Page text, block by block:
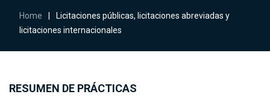
Home
Licitaciones públicas, licitaciones abreviadas y
licitaciones internacionales
RESUMEN DE PRÁCTICAS